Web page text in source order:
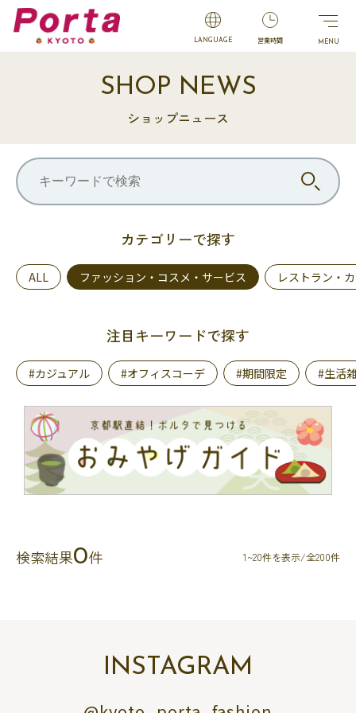
LANGUAGE 営業時間
SHOP NEWS
ショップニュース
カテゴリーで探す
ALL ファッション・コスメ・サービス レストラン・
注目キーワードで探す
#カジュアル #オフィスコーデ #期間限定 #生活
検索結果0件 1~20件を表示/全200件
INSTAGRAM